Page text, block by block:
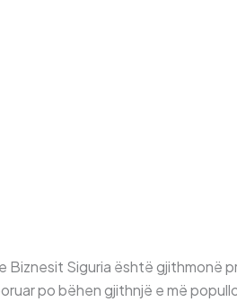
Biznesit Siguria është gjithmonë
po bëhen gjithnjë e më